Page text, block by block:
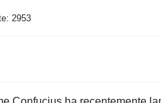
2953